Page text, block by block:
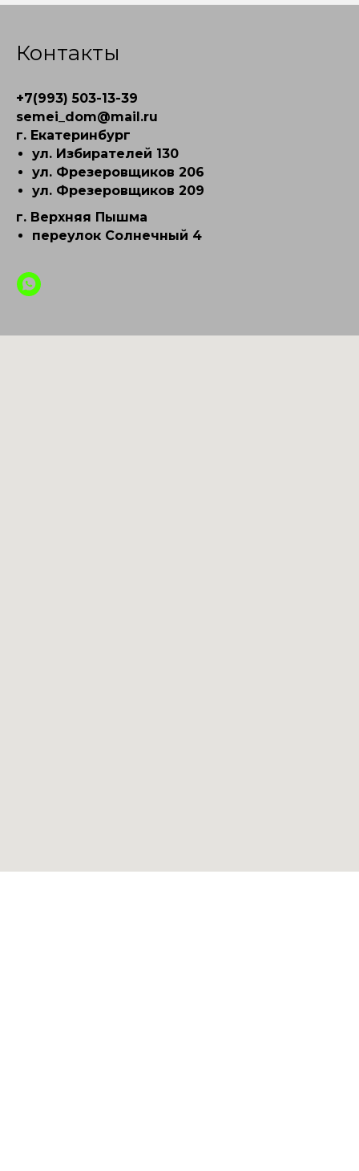
Контакты
+7(993) 503-13-39
semei_dom@mail.ru
г. Екатеринбург
ул. Избирателей 130
ул. Фрезеровщиков 206
ул. Фрезеровщиков 209
г. Верхняя Пышма
переулок Солнечный 4